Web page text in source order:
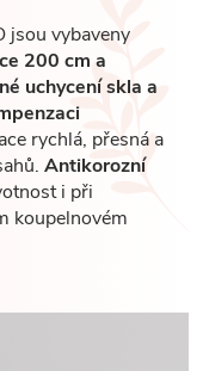
jsou vybaveny
200 cm a
uchycení skla a
rychlá, přesná a
Antikorozní
i při
koupelnovém